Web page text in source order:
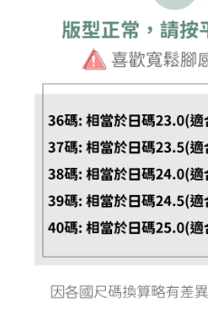
１．透過由恩沛科技股份有限公司提
易，需依本服務之必要範圍內提供個
權轉讓予恩沛科技股份有限公司。
２．關於個人資料處理事宜，請瀏覽
https://aftee.tw/terms/#terms3
３．未成年的使用者請事先徵得法定
時審查核予不同之上限額度；若仍有
請求用戶進行身份認證。
５．嚴禁一人註冊多個帳號或使用他
恩沛科技股份有限公司將有權停止該
每筆NT$100，滿NT$999(含以上)